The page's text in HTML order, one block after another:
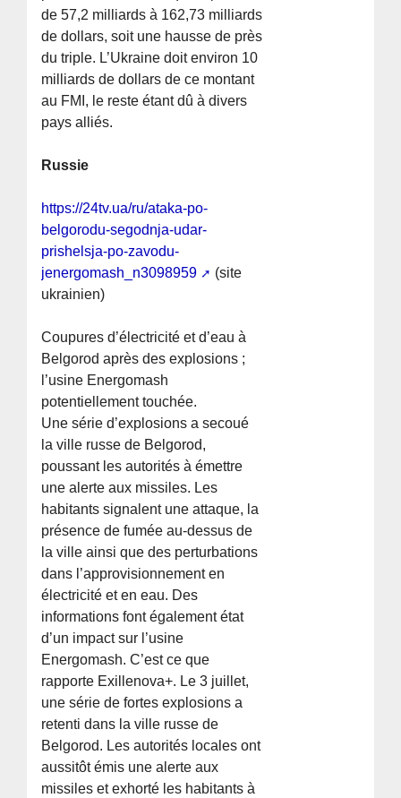
de 57,2 milliards à 162,73 milliards
de dollars, soit une hausse de près
du triple. L’Ukraine doit environ 10
milliards de dollars de ce montant
au FMI, le reste étant dû à divers
pays alliés.
Russie
https://24tv.ua/ru/ataka-po-
belgorodu-segodnja-udar-
prishelsja-po-zavodu-
jenergomash_n3098959
(site
ukrainien)
Coupures d’électricité et d’eau à
Belgorod après des explosions ;
l’usine Energomash
potentiellement touchée.
Une série d’explosions a secoué
la ville russe de Belgorod,
poussant les autorités à émettre
une alerte aux missiles. Les
habitants signalent une attaque, la
présence de fumée au-dessus de
la ville ainsi que des perturbations
dans l’approvisionnement en
électricité et en eau. Des
informations font également état
d’un impact sur l’usine
Energomash. C’est ce que
rapporte Exillenova+. Le 3 juillet,
une série de fortes explosions a
retenti dans la ville russe de
Belgorod. Les autorités locales ont
aussitôt émis une alerte aux
missiles et exhorté les habitants à